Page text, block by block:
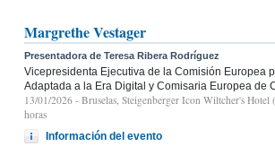
Margrethe Vestager
Presentadora de Teresa Ribera Rodríguez
Vicepresidenta Ejecutiva de la Comisión Europea
Adaptada a la Era Digital y Comisaria Europea de
13/01/2026 - Bruselas, Steigenberger Icon Wiltcher's
horas
Información del evento